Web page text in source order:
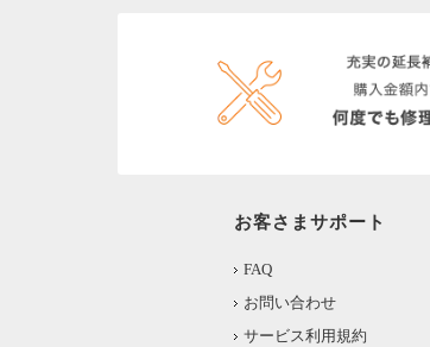
お客さまサポート
FAQ
お問い合わせ
サービス利用規約